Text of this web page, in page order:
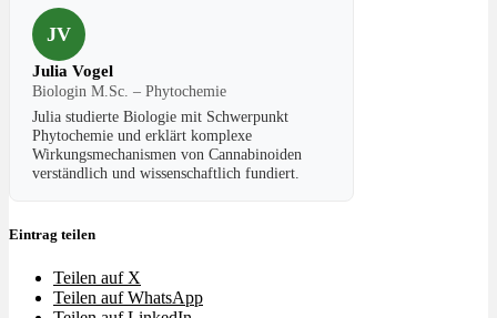
JV
Julia Vogel
Biologin M.Sc. – Phytochemie
Julia studierte Biologie mit Schwerpunkt
Phytochemie und erklärt komplexe
Wirkungsmechanismen von Cannabinoiden
verständlich und wissenschaftlich fundiert.
Eintrag teilen
Teilen auf X
Teilen auf WhatsApp